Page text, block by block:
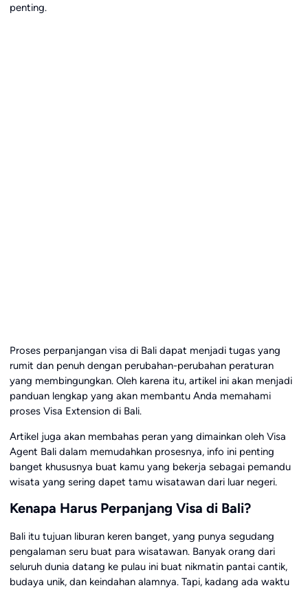
penting.
Proses perpanjangan visa di Bali dapat menjadi tugas yang
rumit dan penuh dengan perubahan-perubahan peraturan
yang membingungkan. Oleh karena itu, artikel ini akan menjadi
panduan lengkap yang akan membantu Anda memahami
proses Visa Extension di Bali.
Artikel juga akan membahas peran yang dimainkan oleh Visa
Agent Bali dalam memudahkan prosesnya, info ini penting
banget khususnya buat kamu yang bekerja sebagai pemandu
wisata yang sering dapet tamu wisatawan dari luar negeri.
Kenapa Harus Perpanjang Visa di Bali?
Bali itu tujuan liburan keren banget, yang punya segudang
pengalaman seru buat para wisatawan. Banyak orang dari
seluruh dunia datang ke pulau ini buat nikmatin pantai cantik,
budaya unik, dan keindahan alamnya. Tapi, kadang ada waktu